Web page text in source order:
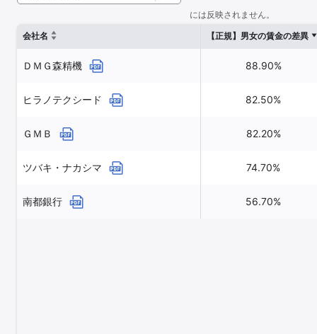
には反映されません。
会社名
【正規】男女の賃金の差異
ＤＭＧ森精機 88.90%
ヒラノテクシード 82.50%
ＧＭＢ 82.20%
ツバキ・ナカシマ 74.70%
南都銀行 56.70%